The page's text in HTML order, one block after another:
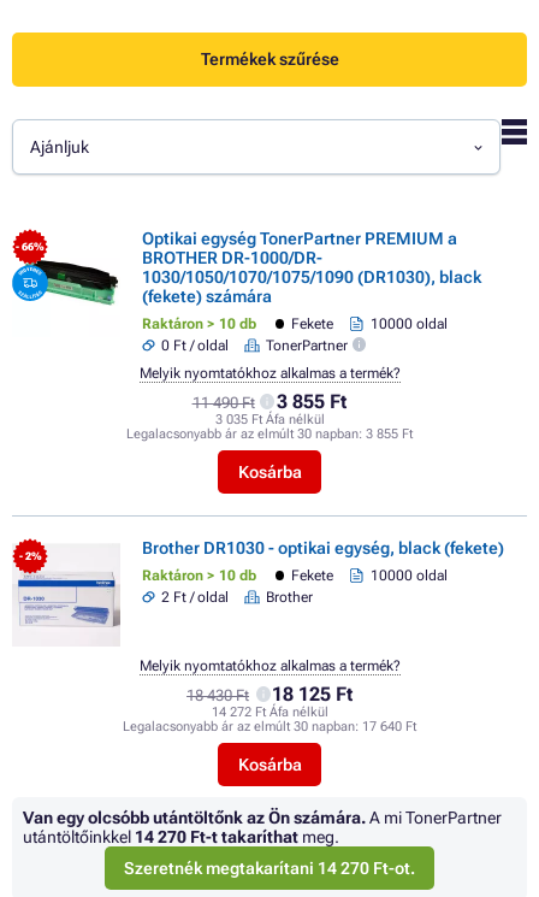
Termékek szűrése
Ajánljuk
- 66%
Optikai egység TonerPartner PREMIUM a
BROTHER DR-1000/DR-
1030/1050/1070/1075/1090 (DR1030), black
(fekete) számára
Raktáron > 10 db Fekete
10000 oldal
0 Ft / oldal
TonerPartner
11 490 Ft 3 855 Ft
3 035 Ft Áfa nélkül
Legalacsonyabb ár az elmúlt 30 napban: 3 855 Ft
Kosárba
Melyik nyomtatókhoz alkalmas a termék?
- 2% Brother DR1030 - optikai egység, black (fekete)
Raktáron > 10 db Fekete
10000 oldal
2 Ft / oldal
Brother
18 430 Ft 18 125 Ft
14 272 Ft Áfa nélkül
Legalacsonyabb ár az elmúlt 30 napban: 17 640 Ft
Kosárba
Melyik nyomtatókhoz alkalmas a termék?
Van egy olcsóbb utántöltőnk az Ön számára.A mi TonerPartner
utántöltőinkkel 14 270 Ft-t takaríthat meg.
Szeretnék megtakarítani 14 270 Ft-ot.